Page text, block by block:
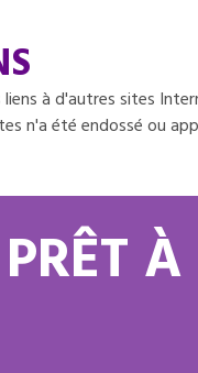
à d'autres sites
n'a été endossé ou
PRÊT